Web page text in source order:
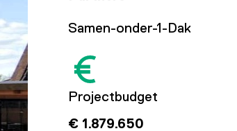
Samen-onder-1-Dak
Projectbudget
€ 1.879.650